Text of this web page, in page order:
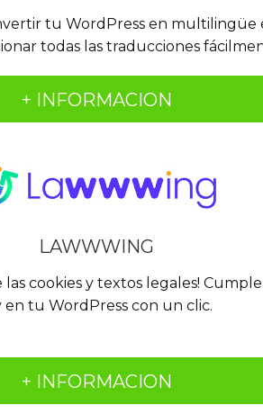
tu WordPress en multilingüe
todas las traducciones
+ INFORMACION
LAWWWING
las cookies y textos legales!
en tu WordPress con un clic.
+ INFORMACION